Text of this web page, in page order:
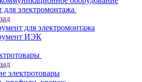
для электромонтажа
для электромонтажа
ИЭК
электротовары